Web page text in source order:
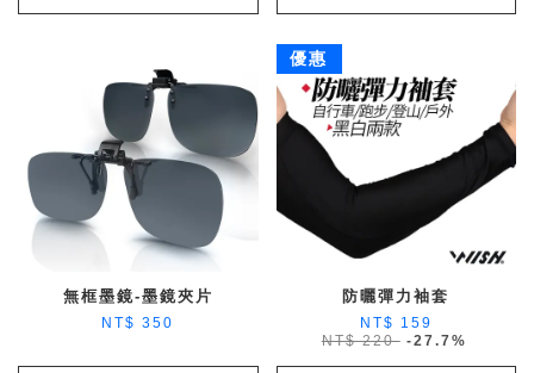
無框墨鏡-墨鏡夾片
NT$ 350
優惠
防曬彈力袖套
NT$ 159
NT$ 220 -27.7%